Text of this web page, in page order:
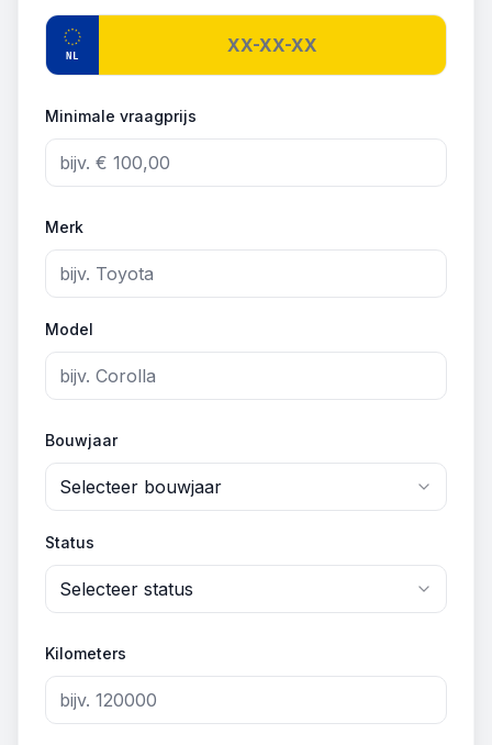
NL
Minimale vraagprijs
Merk
Model
Bouwjaar
Selecteer bouwjaar
Status
Selecteer status
Kilometers